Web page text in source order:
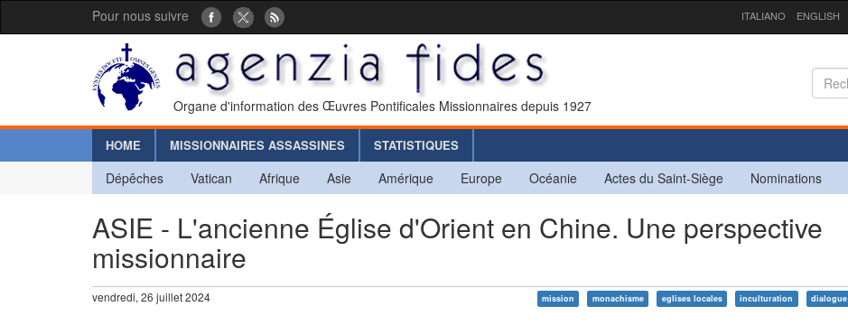
Pour nous suivre ITALIANO ENGLISH
Organe d'information des Œuvres Pontificales Missionnaires depuis 1927
HOME MISSIONNAIRES ASSASSINES STATISTIQUES
Dépêches Vatican Afrique Asie Amérique Europe Océanie Actes du Saint-Siège Nominations
ASIE - L'ancienne Église d'Orient en Chine. Une perspective
missionnaire
vendredi, 26 juillet 2024 mission monachisme eglises locales inculturation dialogue